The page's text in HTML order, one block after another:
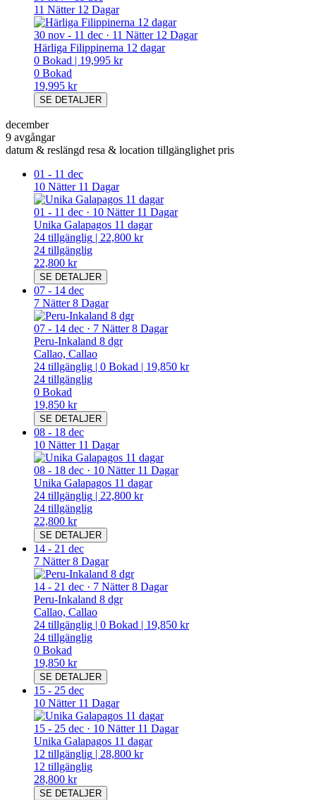
11 Nätter 12 Dagar
30 nov - 11 dec · 11 Nätter 12 Dagar
Härliga Filippinerna 12 dagar
0 Bokad | 19,995 kr
0 Bokad
19,995 kr
SE DETALJER
december
9 avgångar
datum & reslängd resa & location tillgänglighet pris
01 - 11 dec
10 Nätter 11 Dagar
01 - 11 dec · 10 Nätter 11 Dagar
Unika Galapagos 11 dagar
24 tillgänglig | 22,800 kr
24 tillgänglig
22,800 kr
SE DETALJER
07 - 14 dec
7 Nätter 8 Dagar
07 - 14 dec · 7 Nätter 8 Dagar
Peru-Inkaland 8 dgr
Callao, Callao
24 tillgänglig | 0 Bokad | 19,850 kr
24 tillgänglig
0 Bokad
19,850 kr
SE DETALJER
08 - 18 dec
10 Nätter 11 Dagar
08 - 18 dec · 10 Nätter 11 Dagar
Unika Galapagos 11 dagar
24 tillgänglig | 22,800 kr
24 tillgänglig
22,800 kr
SE DETALJER
14 - 21 dec
7 Nätter 8 Dagar
14 - 21 dec · 7 Nätter 8 Dagar
Peru-Inkaland 8 dgr
Callao, Callao
24 tillgänglig | 0 Bokad | 19,850 kr
24 tillgänglig
0 Bokad
19,850 kr
SE DETALJER
15 - 25 dec
10 Nätter 11 Dagar
15 - 25 dec · 10 Nätter 11 Dagar
Unika Galapagos 11 dagar
12 tillgänglig | 28,800 kr
12 tillgänglig
28,800 kr
SE DETALJER